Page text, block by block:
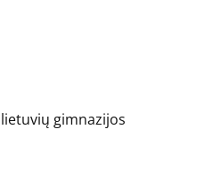
gimnazijos